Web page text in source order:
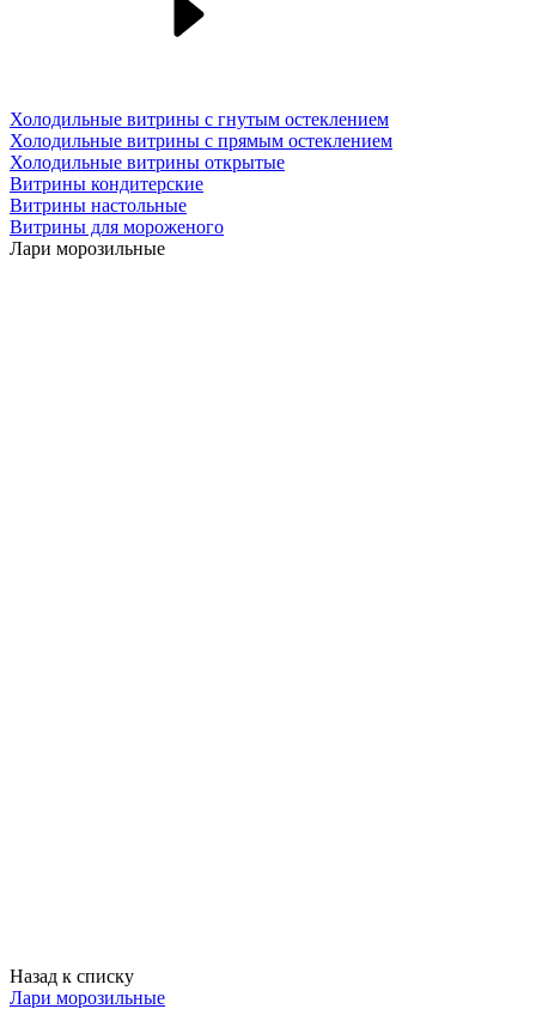
Холодильные витрины с гнутым остеклением
Холодильные витрины с прямым остеклением
Холодильные витрины открытые
Витрины кондитерские
Витрины настольные
Витрины для мороженого
Лари морозильные
Назад к списку
Лари морозильные